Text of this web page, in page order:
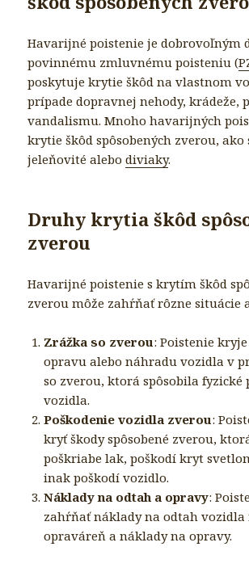
Havarijné poistenie je dobrovoľným
povinnému zmluvnému poisteniu (
poskytuje krytie škôd na vlastnom
prípade dopravnej nehody, krádeže,
vandalismu. Mnoho havarijných
krytie škôd spôsobených zverou, ako
jeleňovité alebodiviaky.
Druhy krytia škôd
zverou
Havarijné poistenie s krytím škôd
zverou môže zahŕňať rôzne situácie
Zrážka so zverou: Poistenie
opravu alebo náhradu vozidla v
so zverou, ktorá spôsobila fyzické
vozidla.
Poškodenie vozidla zverou:
kryť škody spôsobené zverou,
poškriabe lak, poškodí kryt
inak poškodí vozidlo.
Náklady na odtah a opravy:
zahŕňať náklady na odtah
opraváreň a náklady na opravy.